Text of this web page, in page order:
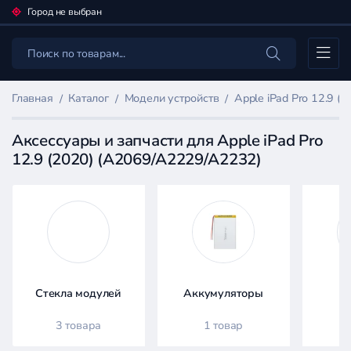
Город не выбран
Каталог
Главная Каталог Модели устройств Apple iPad Pro 12.9
Аксессуары и запчасти для Apple iPad Pro
12.9 (2020) (A2069/A2229/A2232)
Фильтр
товаров
Стекла модулей
3 товара
Аккумуляторы
1 товар